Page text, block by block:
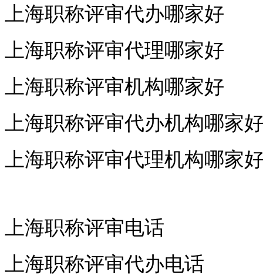
上海职称评审代办哪家好
上海职称评审代理哪家好
上海职称评审机构哪家好
上海职称评审代办机构哪家
上海职称评审代理机构哪家
上海职称评审电话
上海职称评审代办电话